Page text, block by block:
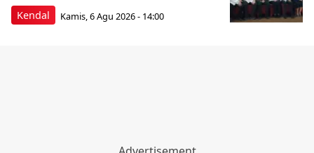
Kendal Kamis, 6 Agu 2026 - 14:00